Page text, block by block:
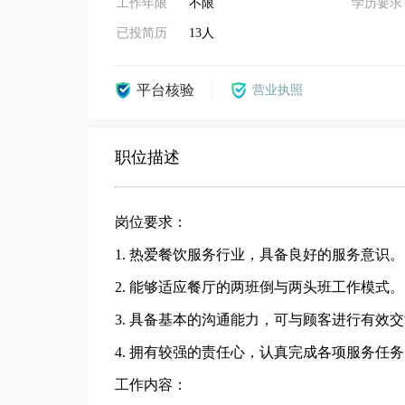
工作年限 不限
已投简历 13人
学历要求
平台核验 营业执照
职位描述
岗位要求：
1. 热爱餐饮服务行业，具备良好的服务意识。
2. 能够适应餐厅的两班倒与两头班工作模式。
3. 具备基本的沟通能力，可与顾客进行有效交
4. 拥有较强的责任心，认真完成各项服务任务
工作内容：